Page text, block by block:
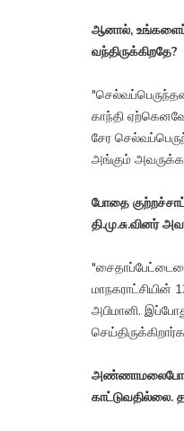
ஆனால், உங்களைப்
வந்திருக்கிறதே?
காந்தி
சேர
அங்கும்
போதை
தி.மு.சு.வினர்
மாநகராட்சியின்
அபிமானி.
அண்ணாமலைபோல
காட்டுவதில்லை.